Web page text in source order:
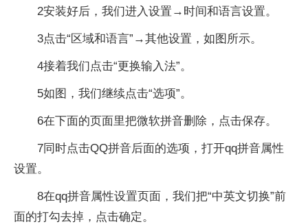
2安装好后，我们进入设置→时间和语言设置。
3点击“区域和语言”→其他设置，如图所示。
4接着我们点击“更换输入法”。
5如图，我们继续点击“选项”。
6在下面的页面里把微软拼音删除，点击保存。
7同时点击QQ拼音后面的选项，打开qq拼音属性
设置。
8在qq拼音属性设置页面，我们把“中英文切换”前
面的打勾去掉，点击确定。